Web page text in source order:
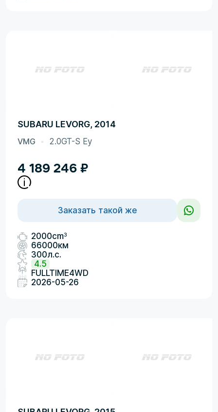
SUBARU LEVORG, 2014
VMG 2.0GT-S Ey
4 189 246 ₽
Заказать такой же
2000cm3
66000км
300л.с.
4.5
FULLTIME4WD
2026-05-26